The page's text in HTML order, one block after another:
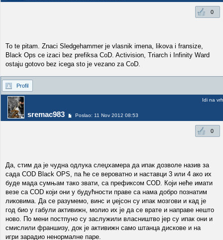
0
To te pitam. Znaci Sledgehammer je vlasnik imena, likova i fransize,
Black Ops ce izaci bez prefiksa CoD. Activision, Triarch i Infinity Ward
ostaju gotovo bez icega sto je vezano za CoD.
Profil
sremac983 Poslao: 11 Nov 2012 08:53
Idi na vrh
0
Да, стим да је чудна одлука слеџхамера да ипак дозволе назив за
сада COD Black OPS, па ће се вероватно и наставци 3 или 4 ако их
буде мада сумњам тако звати, са префиксом COD. Који неће имати
везе са COD који они у будућности праве са нама добро познатим
ликовима. Да се разумемо, винс и џејсон су ипак мозгови и кад је
год био у габули активижн, молио их је да се врате и направе нешто
ново. По мени постпуно су заслужили власништво јер су ипак они и
смислили франшизу, док је активижн само штанца дискове и на
игри зарадио ненормалне паре.